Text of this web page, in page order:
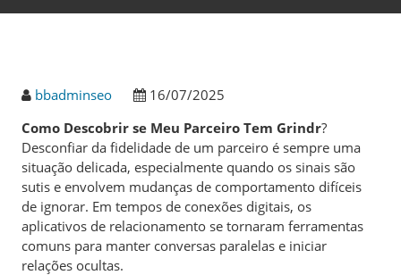
bbadminseo
16/07/2025
Como Descobrir se Meu Parceiro Tem Grindr?
Desconfiar da fidelidade de um parceiro é sempre uma
situação delicada, especialmente quando os sinais são
sutis e envolvem mudanças de comportamento difíceis
de ignorar. Em tempos de conexões digitais, os
aplicativos de relacionamento se tornaram ferramentas
comuns para manter conversas paralelas e iniciar
relações ocultas.